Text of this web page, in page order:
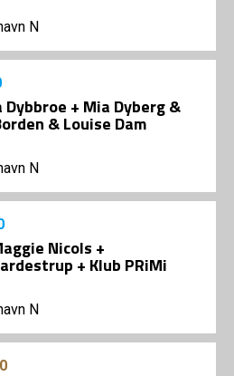
N
Dybbroe + Mia Dyberg &
& Louise Dam
N
Nicols +
+ Klub PRiMi
N